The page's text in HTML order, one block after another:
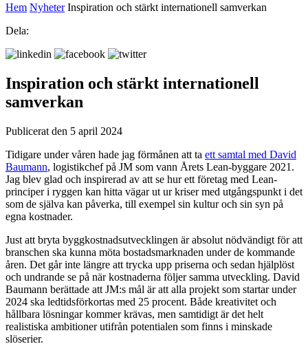
Hem Nyheter Inspiration och stärkt internationell samverkan
Dela:
Inspiration och stärkt internationell
samverkan
Publicerat den 5 april 2024
Tidigare under våren hade jag förmånen att ta ett samtal med David
Baumann, logistikchef på JM som vann Årets Lean-byggare 2021.
Jag blev glad och inspirerad av att se hur ett företag med Lean-
principer i ryggen kan hitta vägar ut ur kriser med utgångspunkt i det
som de själva kan påverka, till exempel sin kultur och sin syn på
egna kostnader.
Just att bryta byggkostnadsutvecklingen är absolut nödvändigt för att
branschen ska kunna möta bostadsmarknaden under de kommande
åren. Det går inte längre att trycka upp priserna och sedan hjälplöst
och undrande se på när kostnaderna följer samma utveckling. David
Baumann berättade att JM:s mål är att alla projekt som startar under
2024 ska ledtidsförkortas med 25 procent. Både kreativitet och
hållbara lösningar kommer krävas, men samtidigt är det helt
realistiska ambitioner utifrån potentialen som finns i minskade
slöserier.